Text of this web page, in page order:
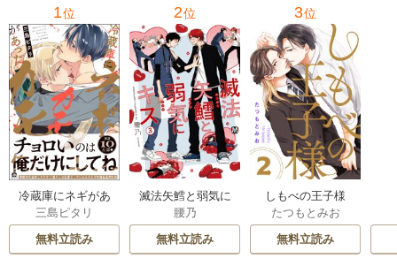
1位
冷蔵庫にネギがあ
ったカモ
三島ピタリ
無料立読み
2位
滅法矢鱈と弱気に
キス【コミックス
版】
腰乃
無料立読み
3位
しもべの王子様
【描き下ろしおま
け付き特装版】
たつもとみお
無料立読み